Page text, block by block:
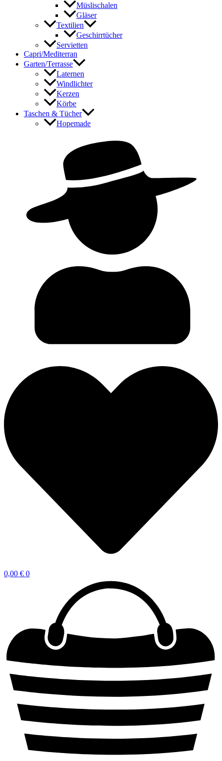
Müslischalen
Gläser
Textilien
Geschirrtücher
Servietten
Capri/Mediterran
Garten/Terrasse
Laternen
Windlichter
Kerzen
Körbe
Taschen & Tücher
Hopemade
0,00 € 0